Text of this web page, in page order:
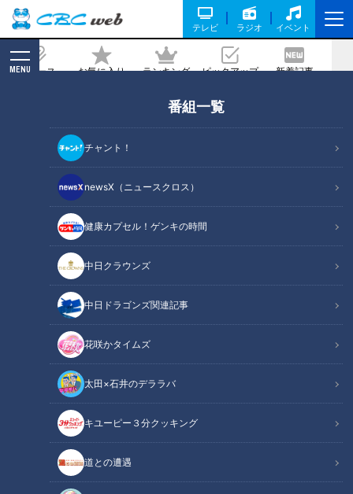
テレビ ラジオ イベント
ニュース お気に入り ランキング ピックアップ 新着記事
MENU
番組一覧
チャント！
newsX（ニュースクロス）
健康カプセル！ゲンキの時間
中日クラウンズ
中日ドラゴンズ関連記事
花咲かタイムズ
太田×石井のデララバ
キユーピー３分クッキング
道との遭遇
をほめてほしい
2026/07/08 06:06
RadiChubu（ラジチューブ）
しろくじちゃんとアホロートルが明け方に／寝る前に／昼
下がりに／日曜日にほめるラジオ
ＣＢＣラジオ『しろくじちゃんとアホロートルが寝る前にほめ
るラジオ』は、シロナガスクジラのゆるキャラ・しろくじちゃ
んと、お笑いコンビ・アホロートルの林廉と安田遥香が、「ほ
める」をテーマに、あらゆる出来事をほめながら紹介する番組
です。7月6日放送の「キラキラほめデミー賞」のコーナーに
は、逆上がりを目指して練習に励む娘をほめてほしいというエ
ピソードが寄せられました。逆上がりに必要な力とは何なの
か、しろくじちゃんとアホロートルも考えます。